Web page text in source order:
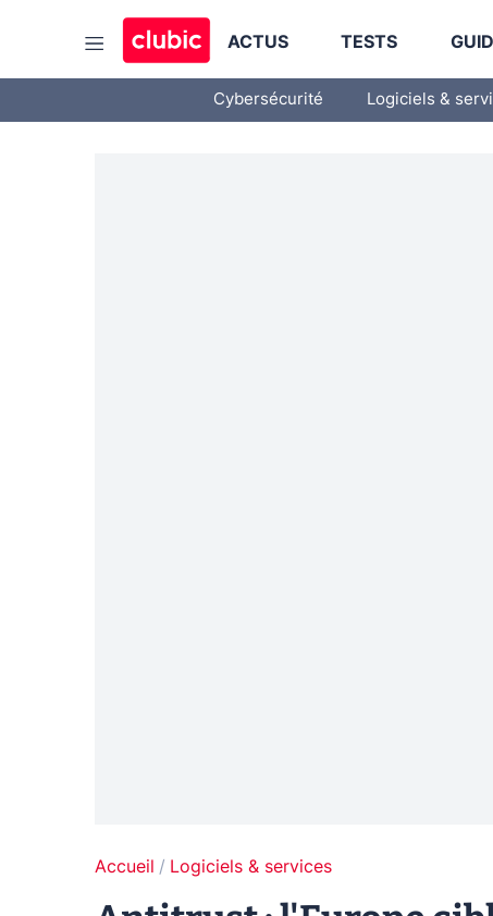
ACTUS TESTS
Cybersécurité Logiciels &
Accueil Logiciels & services